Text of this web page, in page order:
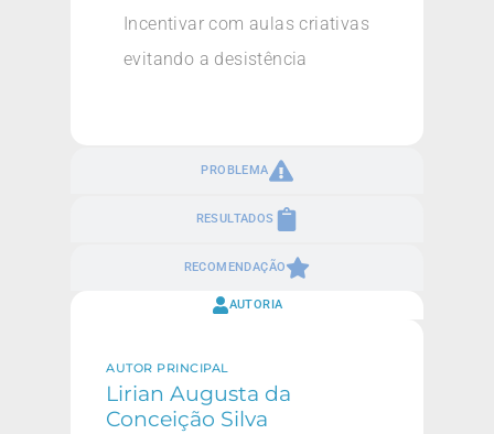
PROBLEMA
RESULTADOS
RECOMENDAÇÃO
Incentivar com aulas criativas
evitando a desistência
AUTORIA
AUTOR PRINCIPAL
Lirian Augusta da
Conceição Silva